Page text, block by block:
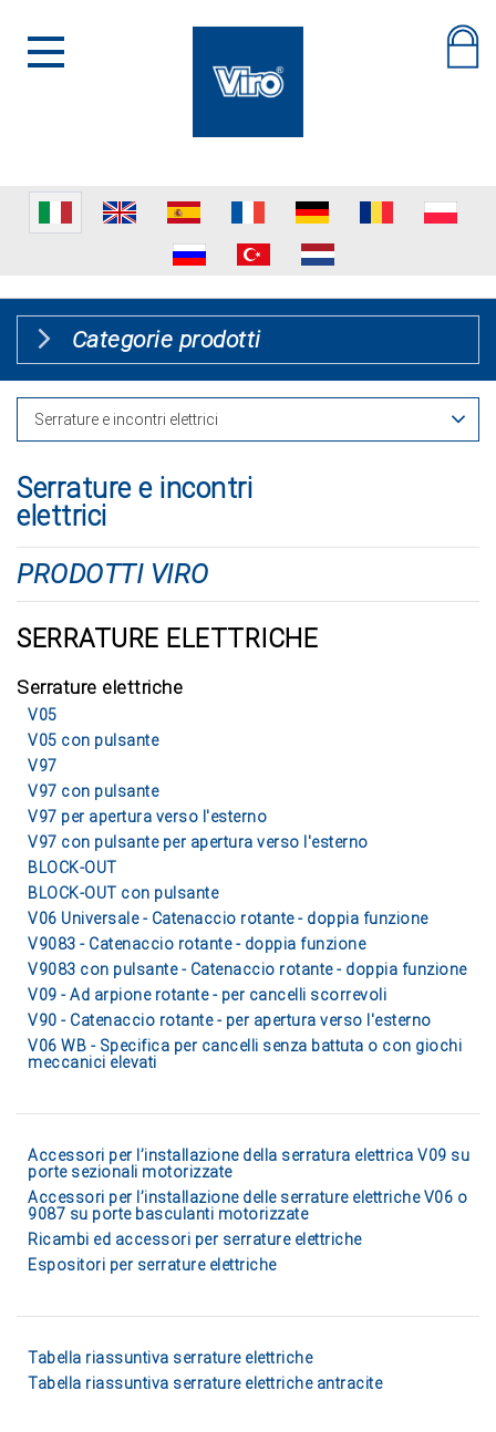
Categorie prodotti
Serrature e incontri
elettrici
PRODOTTI VIRO
SERRATURE ELETTRICHE
Serrature elettriche
V05
V05 con pulsante
V97
V97 con pulsante
V97 per apertura verso l'esterno
V97 con pulsante per apertura verso l'esterno
BLOCK-OUT
BLOCK-OUT con pulsante
V06 Universale - Catenaccio rotante - doppia funzione
V9083 - Catenaccio rotante - doppia funzione
V9083 con pulsante - Catenaccio rotante - doppia funzione
V09 - Ad arpione rotante - per cancelli scorrevoli
V90 - Catenaccio rotante - per apertura verso l'esterno
V06 WB - Specifica per cancelli senza battuta o con giochi
meccanici elevati
Accessori per l’installazione della serratura elettrica V09 su
porte sezionali motorizzate
Accessori per l’installazione delle serrature elettriche V06 o
9087 su porte basculanti motorizzate
Ricambi ed accessori per serrature elettriche
Espositori per serrature elettriche
Tabella riassuntiva serrature elettriche
Tabella riassuntiva serrature elettriche antracite